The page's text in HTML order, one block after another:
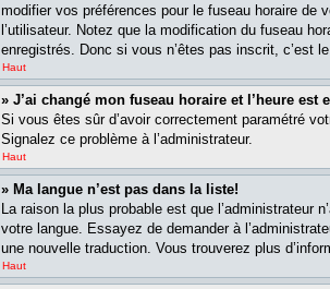
modifier vos préférences pour le fuseau horaire de
l’utilisateur. Notez que la modification du fuseau
enregistrés. Donc si vous n’êtes pas inscrit, c’est
Haut
» J’ai changé mon fuseau horaire et l’heure est
Si vous êtes sûr d’avoir correctement paramétré
Signalez ce problème à l’administrateur.
Haut
» Ma langue n’est pas dans la liste!
La raison la plus probable est que l’administrateur
votre langue. Essayez de demander à
une nouvelle traduction. Vous trouverez plus
Haut